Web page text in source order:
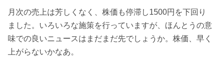
月次の売上は芳しくなく、株価も停滞し1500円を下回り
ました。いろいろな施策を行っていますが、ほんとうの意
味での良いニュースはまだまだ先でしょうか。株価、早く
上がらないかなあ。